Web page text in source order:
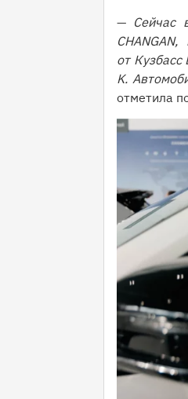
— Сейчас
от Кузбасс
K.
отметила